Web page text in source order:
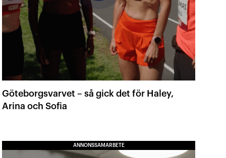
Göteborgsvarvet – så gick det för Haley,
Arina och Sofia
ANNONSSAMARBETE